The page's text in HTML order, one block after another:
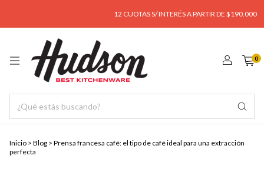
12 CUOTAS S/ INTERÉS A PARTIR DE $190.000
0
Inicio > Blog > Prensa francesa café: el tipo de café ideal para una extracción
perfecta